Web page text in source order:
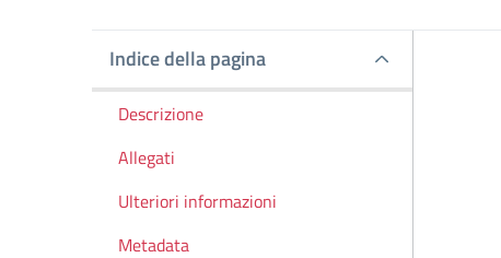
Indice della pagina
Indice della pagina
Descrizione
Allegati
Ulteriori informazioni
Metadata